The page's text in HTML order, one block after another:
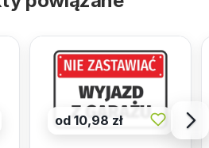
od 10,98 zł